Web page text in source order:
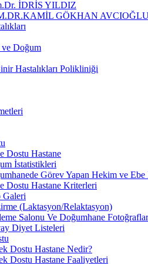
İDRİS YILDIZ
GÖKHAN
ve Doğum
Hastalıkları Polikliniği
Dostu Hastane
İstatistikleri
Görev Yapan Hekim ve Ebe
Dostu Hastane Kriterleri
Galeri
(Laktasyon/Relaktasyon)
Salonu Ve Doğumhane
Diyet Listeleri
Dostu Hastane Nedir?
Dostu Hastane Faaliyetleri